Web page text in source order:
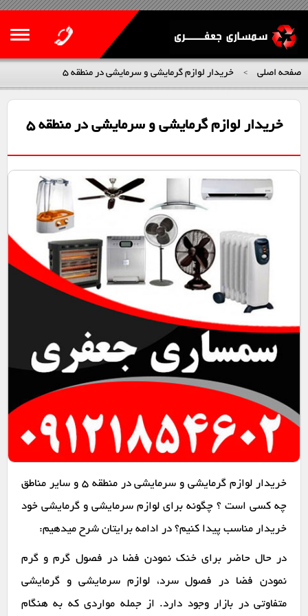
صفحه اصلی > خریدار لوازم گرمایشی و سرمایشی در منطقه 5
خریدار لوازم گرمایشی و سرمایشی در منطقه 5
خریدار لوازم گرمایشی و سرمایشی در منطقه 5 و سایر مناطق
چه کسی است ؟ چگونه برای لوازم سرمایشی و گرمایشی خود
خریدار مناسب پیدا کنیم؟ در ادامه برایتان شرح میدهیم:
در حال حاضر برای خنک نمودن فضا در فصول گرم و گرم
نمودن فضا در فصول سرد، لوازم سرمایشی و گرمایشی
متفاوتی در بازار وجود دارد. از جمله مواردی که به هنگام